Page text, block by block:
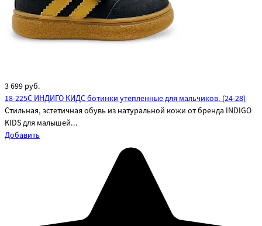
3 699 руб.
18-225C ИНДИГО КИДС ботинки утепленные для мальчиков. (24-28)
Стильная, эстетичная обувь из натуральной кожи от бренда INDIGO
KIDS для малышей...
Добавить